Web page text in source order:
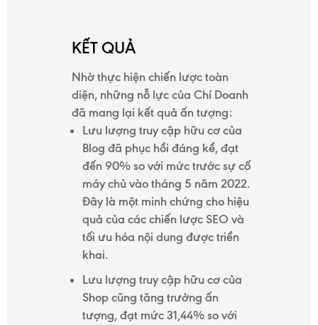
KẾT QUẢ
Nhờ thực hiện chiến lược toàn
diện, những nỗ lực của Chí Doanh
đã mang lại kết quả ấn tượng:
Lưu lượng truy cập hữu cơ của
Blog đã phục hồi đáng kể, đạt
đến 90% so với mức trước sự cố
máy chủ vào tháng 5 năm 2022.
Đây là một minh chứng cho hiệu
quả của các chiến lược SEO và
tối ưu hóa nội dung được triển
khai.
Lưu lượng truy cập hữu cơ của
Shop cũng tăng trưởng ấn
tượng, đạt mức 31,44% so với